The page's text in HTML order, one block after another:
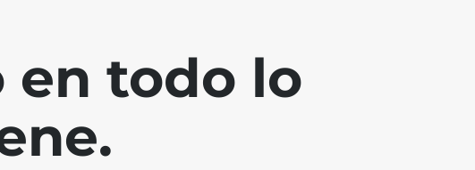
en todo lo